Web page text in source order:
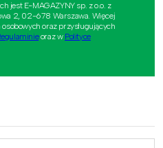
jest E-MAGAZYNY sp. z o.o. z
2, 02-678 Warszawa. Więcej
oraz przysługujących
oraz w Polityce